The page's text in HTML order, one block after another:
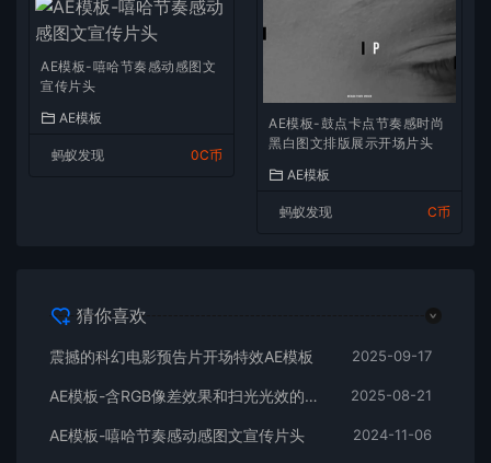
AE模板-嘻哈节奏感动感图文
宣传片头
AE模板
蚂蚁发现 0C币
AE模板-鼓点卡点节奏感时尚
黑白图文排版展示开场片头
AE模板
蚂蚁发现 C币
猜你喜欢
震撼的科幻电影预告片开场特效AE模板 2025-09-17
AE模板-含RGB像差效果和扫光光效的快速logo开场 2025-08-21
AE模板-嘻哈节奏感动感图文宣传片头 2024-11-06